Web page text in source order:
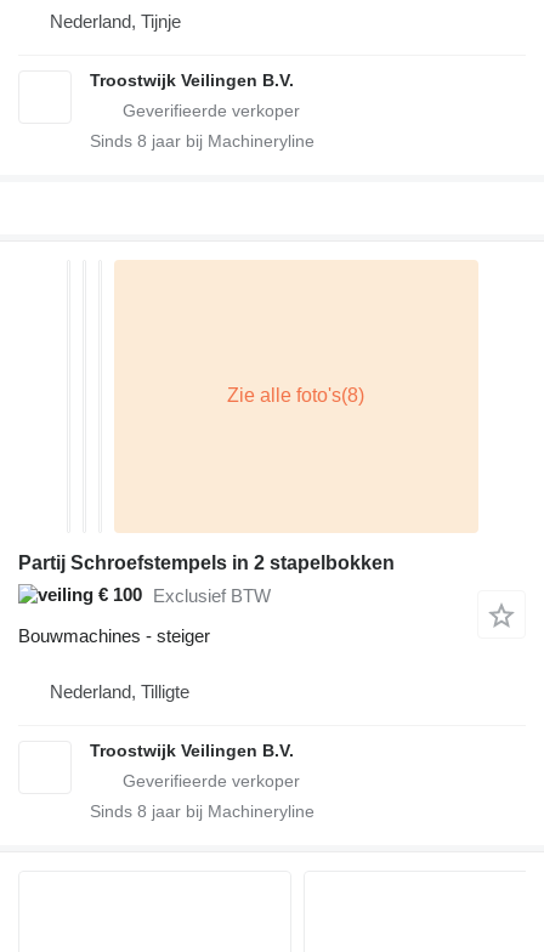
Nederland, Tijnje
Troostwijk Veilingen B.V.
Sinds 8 jaar bij Machineryline
Partij Schroefstempels in 2 stapelbokken
€ 100
Exclusief BTW
Bouwmachines - steiger
Nederland, Tilligte
Troostwijk Veilingen B.V.
Sinds 8 jaar bij Machineryline